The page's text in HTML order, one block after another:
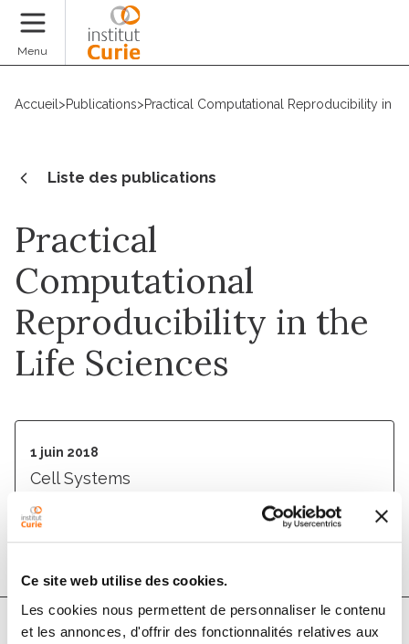
Ce site web utilise des cookies.
Les cookies nous permettent de personnaliser le contenu
et les annonces, d'offrir des fonctionnalités relatives aux
Menu
Accueil >Publications>Practical Computational Reproducibility in
Liste des publications
Practical
Computational
Reproducibility in the
Life Sciences
1 juin 2018
Cell Systems
DOI : 10.1016/j.cels.2018.03.014